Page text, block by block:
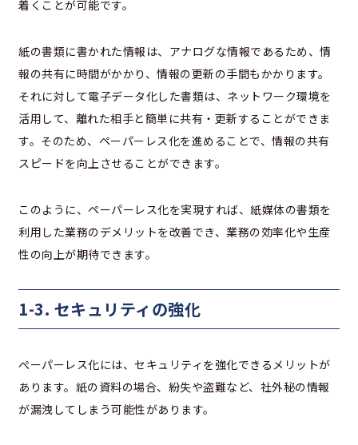
着くことが可能です。
紙の書類に書かれた情報は、アナログな情報であるため、情
報の共有に時間がかかり、情報の更新の手間もかかります。
それに対して電子データ化した書類は、ネットワーク環境を
活用して、離れた相手と簡単に共有・更新することができま
す。そのため、ペーパーレス化を進めることで、情報の共有
スピードを向上させることができます。
このように、ペーパーレス化を実現すれば、紙媒体の書類を
利用した業務のデメリットを改善でき、業務の効率化や生産
性の向上が期待できます。
1-3. セキュリティの強化
ぺーパーレス化には、セキュリティを強化できるメリットが
あります。紙の資料の場合、紛失や盗難など、社外秘の情報
が漏洩してしまう可能性があります。